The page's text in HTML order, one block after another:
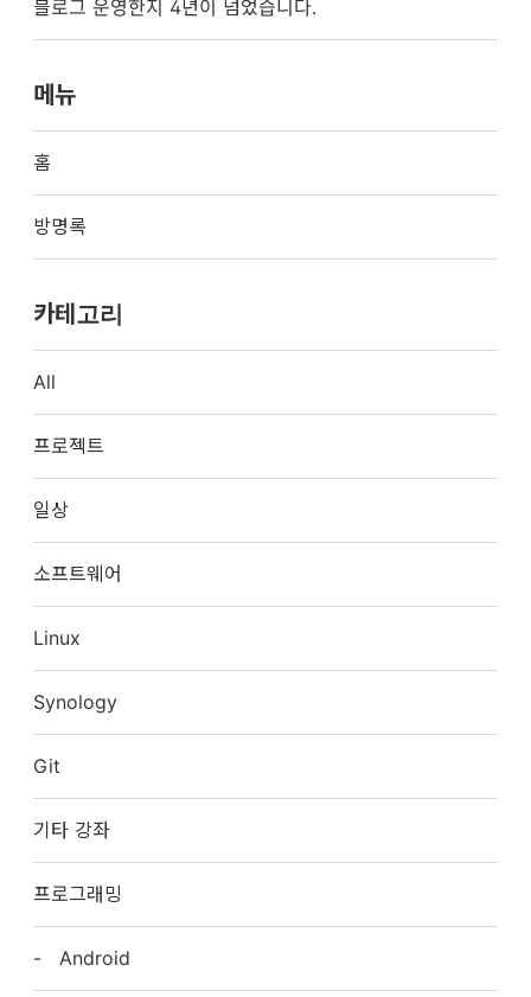
블로그 운영한지 4년이 넘었습니다.
메뉴
홈
방명록
카테고리
All
프로젝트
일상
소프트웨어
Linux
Synology
Git
기타 강좌
프로그래밍
Android